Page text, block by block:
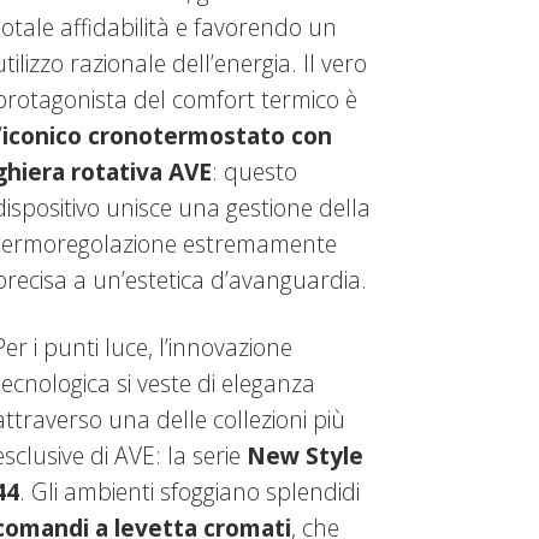
affidabilità e favorendo un
razionale dell’energia. Il vero
del comfort termico è
iconico cronotermostato con
rotativa AVE: questo
unisce una gestione della
estremamente
a un’estetica d’avanguardia.
i punti luce, l’innovazione
si veste di eleganza
una delle collezioni più
di AVE: la serie New Style
. Gli ambienti sfoggiano splendidi
a levetta cromati, che